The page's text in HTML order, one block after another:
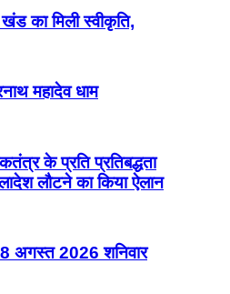
का मिली स्वीकृति,
महादेव धाम
के प्रति प्रतिबद्धता
लौटने का किया ऐलान
अगस्त 2026 शनिवार